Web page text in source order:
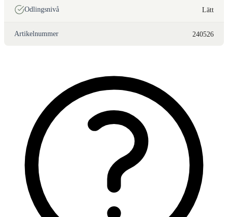
Odlingsnivå Lätt
Artikelnummer 240526